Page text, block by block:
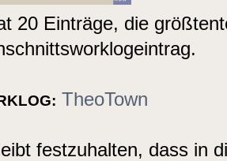
20 Einträge, die
TheoTown
festzuhalten, dass in